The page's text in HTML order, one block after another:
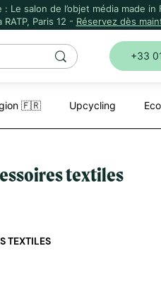
Le salon de l’objet média made in
Paris 12 - Réservez dès
+33
🇫🇷 Upcycling
textiles
TEXTILES